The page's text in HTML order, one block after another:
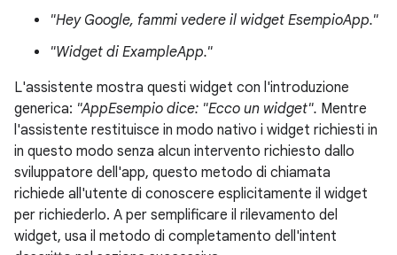
"Hey Google, fammi vedere il widget EsempioApp."
"Widget di ExampleApp."
L'assistente mostra questi widget con l'introduzione
generica: "AppEsempio dice: "Ecco un widget". Mentre
l'assistente restituisce in modo nativo i widget richiesti in
in questo modo senza alcun intervento richiesto dallo
sviluppatore dell'app, questo metodo di chiamata
richiede all'utente di conoscere esplicitamente il widget
per richiederlo. A per semplificare il rilevamento del
widget, usa il metodo di completamento dell'intent